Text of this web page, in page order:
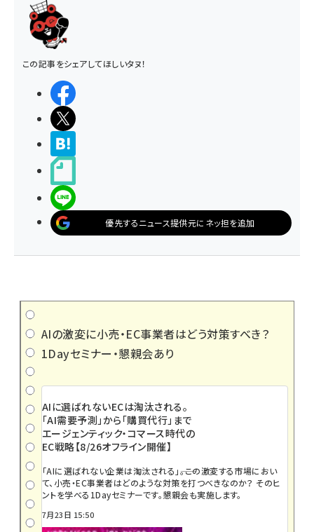
この記事をシェアしてほしいタヌ！
優先するニュース提供元にネッ担を追加
AIの激変に小売・EC事業者はどう対策すべき？
1Dayセミナー・懇親会あり
AIに選ばれないECは淘汰される。
「AI需要予測」から「購買代行」まで
エージェンティック・コマース時代の
EC戦略【8/26オフライン開催】
「AIに選ばれない企業は淘汰される」――。この激変する市場におい
て、小売・EC事業者はどのような対策を打つべきなのか？ そのヒ
ントを学べる1Dayセミナーです。懇親会も実施します。
7月23日 15:50